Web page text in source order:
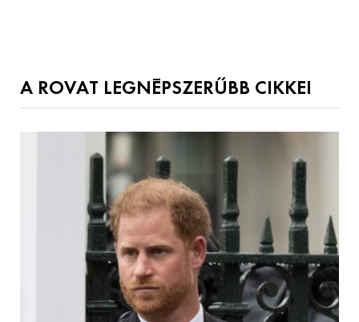
A ROVAT LEGNÉPSZERŰBB CIKKEI